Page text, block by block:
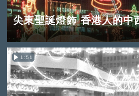
尖東聖誕燈飾 香港人的中
1:51